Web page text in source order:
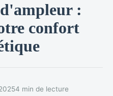
:
confort
4 min de lecture